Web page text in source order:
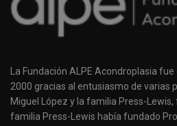
La Fundación ALPE Acondroplasia
2000 gracias al entusiasmo de varias
Miguel López y la familia Press-
familia Press-Lewis había fundado